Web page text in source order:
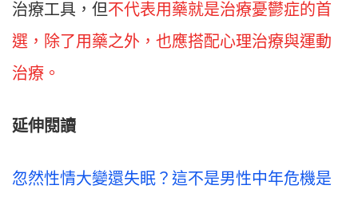
治療工具，但不代表用藥就是治療憂鬱症的首
選，除了用藥之外，也應搭配心理治療與運動
治療。
延伸閱讀
忽然性情大變還失眠？這不是男性中年危機是